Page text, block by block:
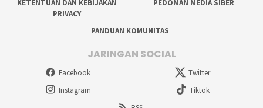
KETENTUAN DAN KEBIJAKAN
PRIVACY
PEDOMAN MEDIA SIBER
PANDUAN KOMUNITAS
JARINGAN SOCIAL
Facebook
Twitter
Instagram
Tiktok